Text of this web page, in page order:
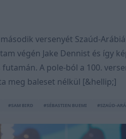
versenyét Szaúd-
végén Jake Dennist és így
A pole-ból a 100.
meg baleset nélkül [&hellip;]
#SAM BIRD #SÉBASTIEN BUEMI #SZAÚD-